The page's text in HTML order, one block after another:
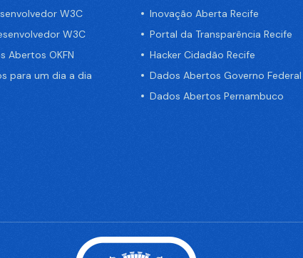
W3C
W3C
Abertos OKFN
para um dia a dia
Inovação Aberta Recife
Portal da Transparência Recife
Hacker Cidadão Recife
Dados Abertos Governo Federal
Dados Abertos Pernambuco